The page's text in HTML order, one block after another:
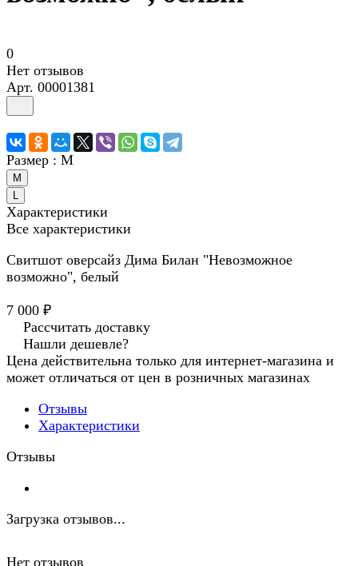
0
Нет отзывов
Арт. 00001381
Размер : M
M
L
Характеристики
Все характеристики
Свитшот оверсайз Дима Билан "Невозможное
возможно", белый
7 000 ₽
Рассчитать доставку
Нашли дешевле?
Цена действительна только для интернет-магазина и
может отличаться от цен в розничных магазинах
Отзывы
Характеристики
Отзывы
Загрузка отзывов...
Нет отзывов